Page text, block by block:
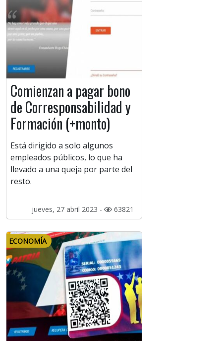
Comienzan a pagar bono
de Corresponsabilidad y
Formación (+monto)
Está dirigido a solo algunos
empleados públicos, lo que ha
llevado a una queja por parte del
resto.
jueves, 27 abril 2023 - 63821
ECONOMÍA